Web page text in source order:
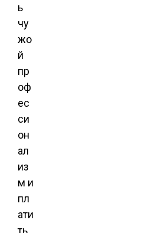
ь
чу
жо
й
пр
оф
ес
си
он
ал
из
м и
пл
ати
ть